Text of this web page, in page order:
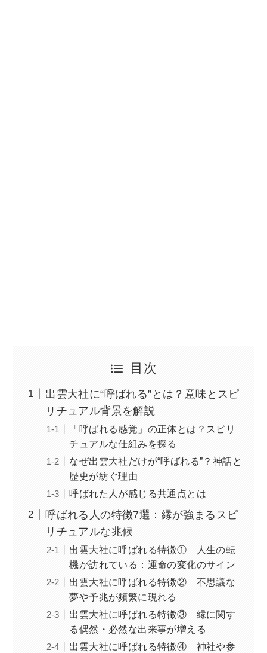
目次
出雲大社に“呼ばれる”とは？意味とスピ
リチュアル背景を解説
「呼ばれる感覚」の正体とは？スピリ
チュアルな仕組みを探る
なぜ出雲大社だけが“呼ばれる”？神話と
歴史が紡ぐ理由
呼ばれた人が感じる共通点とは
呼ばれる人の特徴7選：縁が強まるスピ
リチュアルな兆候
出雲大社に呼ばれる特徴① 人生の転
機が訪れている：運命の変化のサイン
出雲大社に呼ばれる特徴② 不思議な
夢や予兆が頻繁に現れる
出雲大社に呼ばれる特徴③ 縁に関す
る偶然・必然な出来事が増える
出雲大社に呼ばれる特徴④ 神社や参